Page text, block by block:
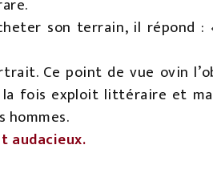
son terrain, il répond :
Ce point de vue ovin
fois exploit littéraire et
hommes.
audacieux.